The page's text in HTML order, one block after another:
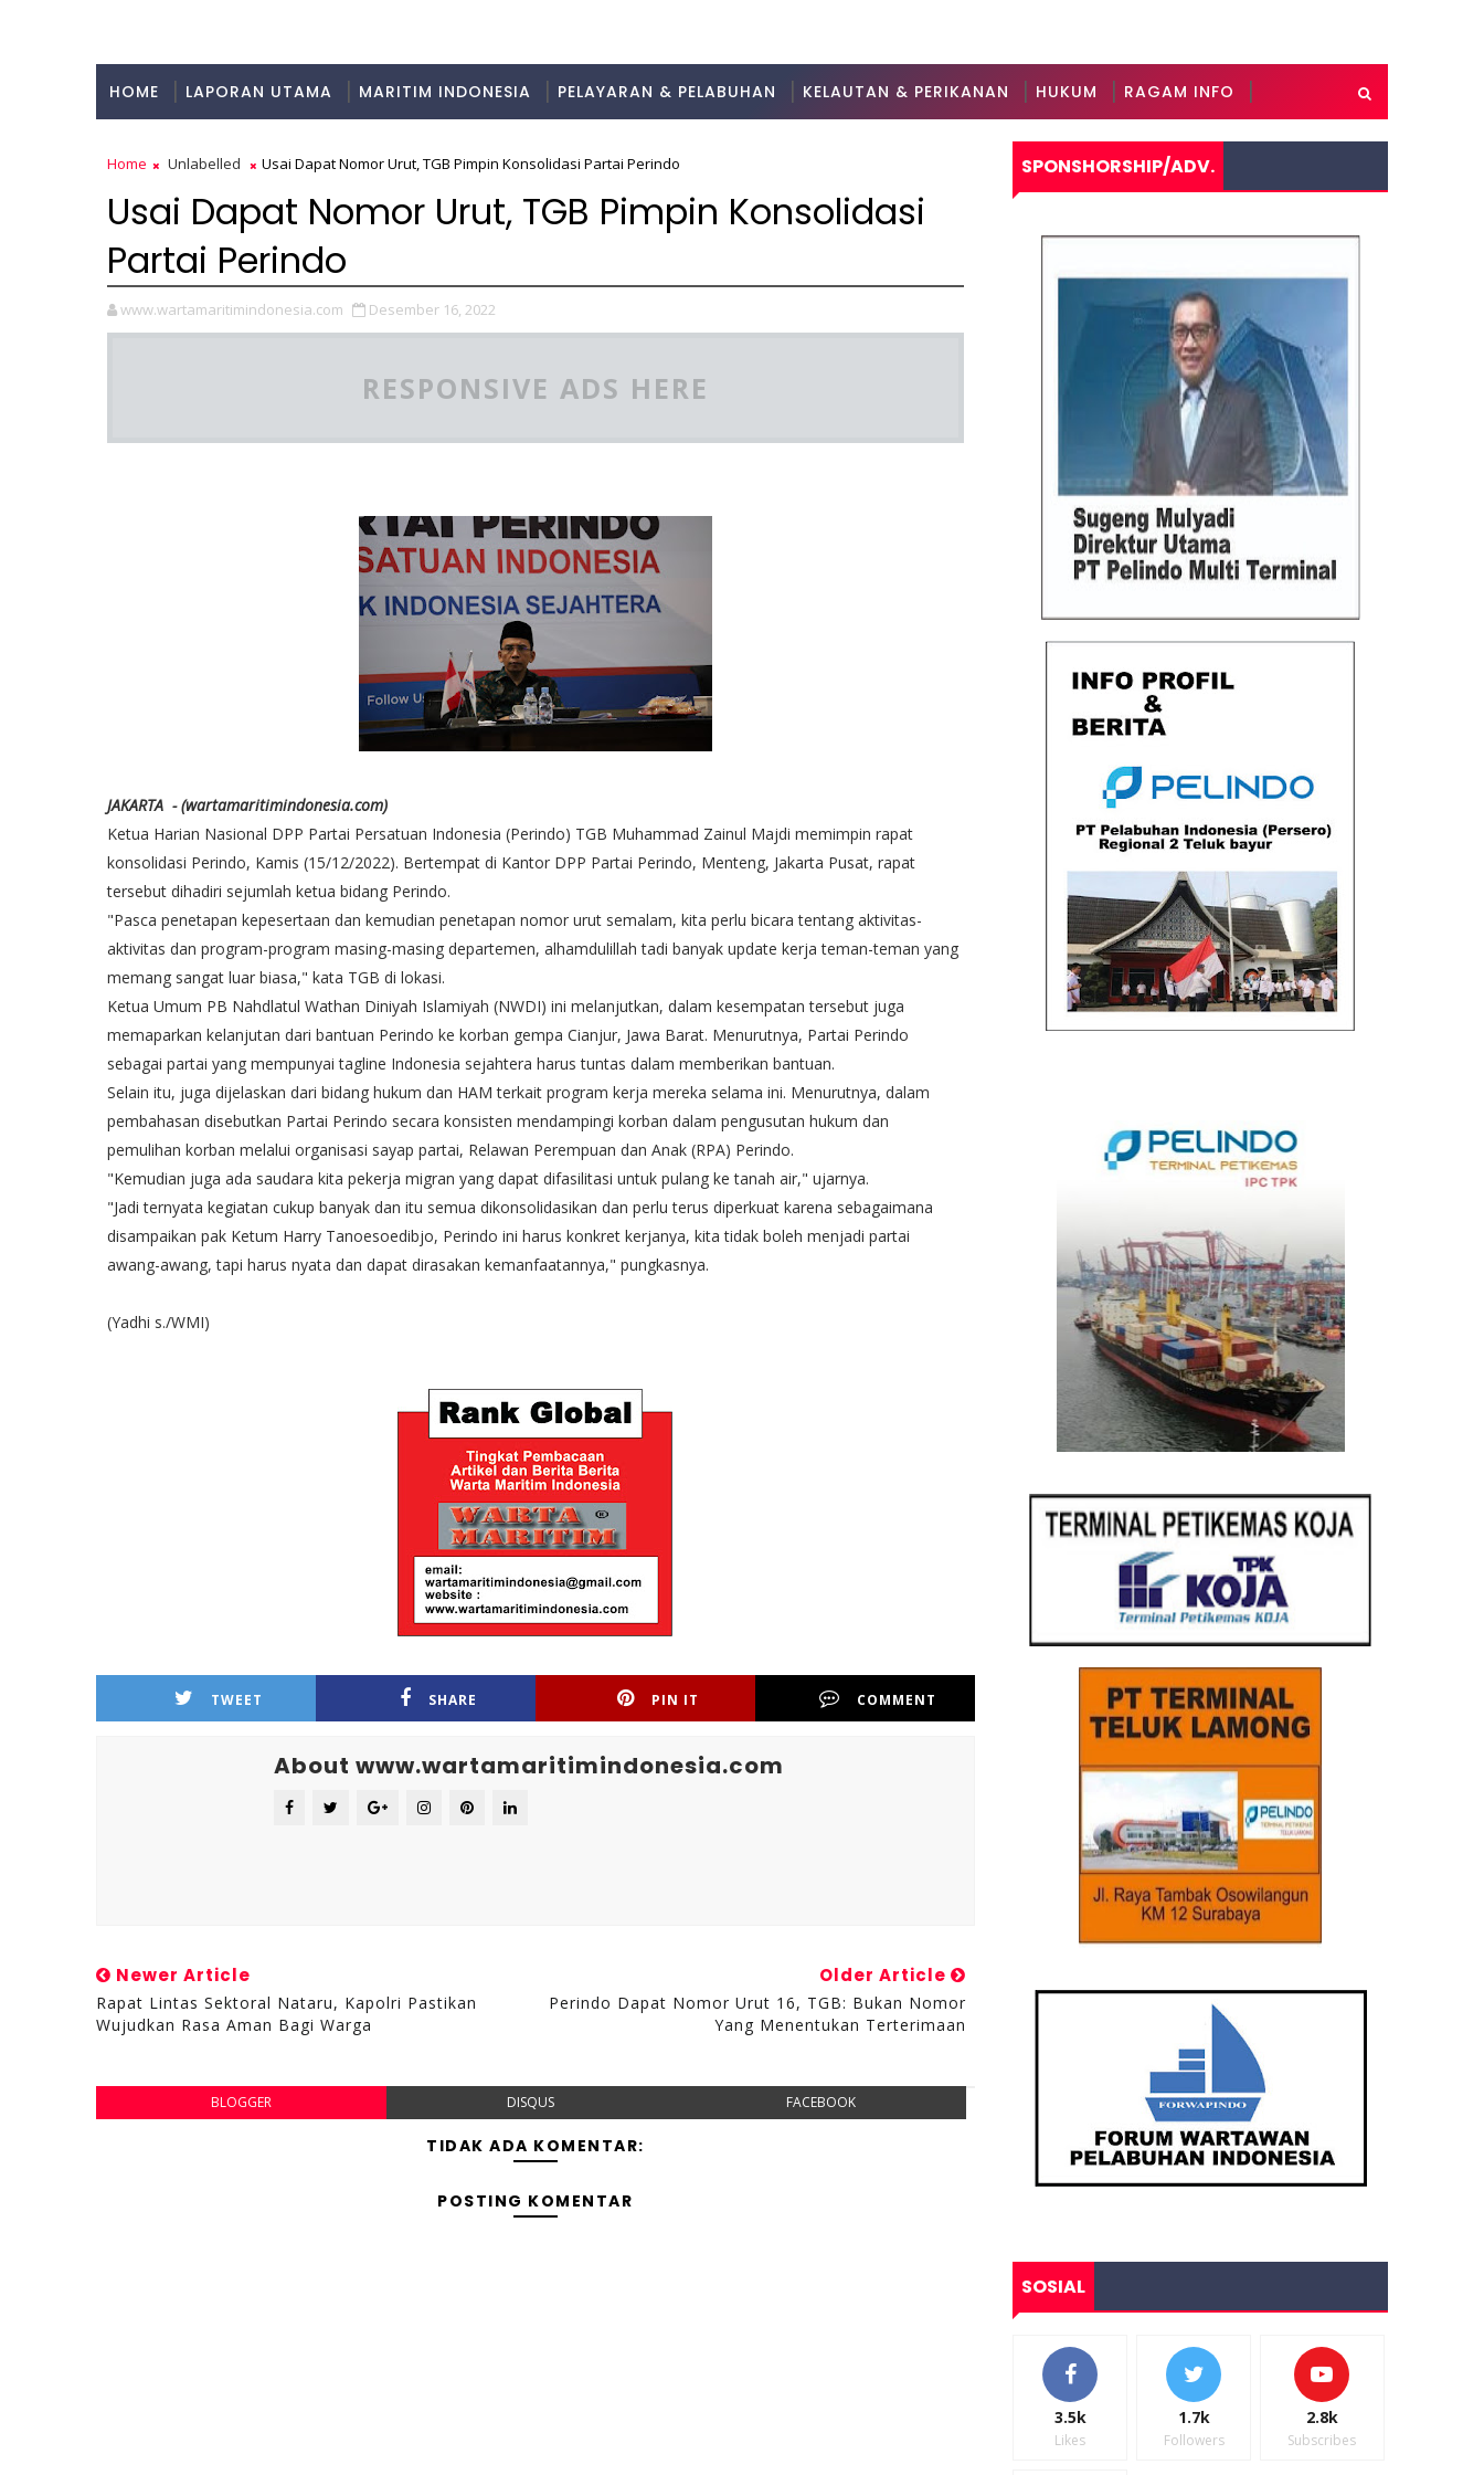
HOME LAPORAN UTAMA MARITIM INDONESIA PELAYARAN & PELABUHAN KELAUTAN & PERIKANAN HUKUM RAGAM INFO
Home Unlabelled Usai Dapat Nomor Urut, TGB Pimpin Konsolidasi Partai Perindo
Usai Dapat Nomor Urut, TGB Pimpin Konsolidasi
Partai Perindo
www.wartamaritimindonesia.com Desember 16, 2022
RESPONSIVE ADS HERE
JAKARTA - (wartamaritimindonesia.com)
Ketua Harian Nasional DPP Partai Persatuan Indonesia (Perindo) TGB Muhammad Zainul Majdi memimpin rapat
konsolidasi Perindo, Kamis (15/12/2022). Bertempat di Kantor DPP Partai Perindo, Menteng, Jakarta Pusat, rapat
tersebut dihadiri sejumlah ketua bidang Perindo.
"Pasca penetapan kepesertaan dan kemudian penetapan nomor urut semalam, kita perlu bicara tentang aktivitas-
aktivitas dan program-program masing-masing departemen, alhamdulillah tadi banyak update kerja teman-teman yang
memang sangat luar biasa," kata TGB di lokasi.
Ketua Umum PB Nahdlatul Wathan Diniyah Islamiyah (NWDI) ini melanjutkan, dalam kesempatan tersebut juga
memaparkan kelanjutan dari bantuan Perindo ke korban gempa Cianjur, Jawa Barat. Menurutnya, Partai Perindo
sebagai partai yang mempunyai tagline Indonesia sejahtera harus tuntas dalam memberikan bantuan.
Selain itu, juga dijelaskan dari bidang hukum dan HAM terkait program kerja mereka selama ini. Menurutnya, dalam
pembahasan disebutkan Partai Perindo secara konsisten mendampingi korban dalam pengusutan hukum dan
pemulihan korban melalui organisasi sayap partai, Relawan Perempuan dan Anak (RPA) Perindo.
"Kemudian juga ada saudara kita pekerja migran yang dapat difasilitasi untuk pulang ke tanah air," ujarnya.
"Jadi ternyata kegiatan cukup banyak dan itu semua dikonsolidasikan dan perlu terus diperkuat karena sebagaimana
disampaikan pak Ketum Harry Tanoesoedibjo, Perindo ini harus konkret kerjanya, kita tidak boleh menjadi partai
awang-awang, tapi harus nyata dan dapat dirasakan kemanfaatannya," pungkasnya.
(Yadhi s./WMI)
TWEET SHARE PIN IT COMMENT
About www.wartamaritimindonesia.com
Newer Article
Rapat Lintas Sektoral Nataru, Kapolri Pastikan
Wujudkan Rasa Aman Bagi Warga
Older Article
Perindo Dapat Nomor Urut 16, TGB: Bukan Nomor
Yang Menentukan Terterimaan
BLOGGER DISQUS FACEBOOK
TIDAK ADA KOMENTAR:
POSTING KOMENTAR
SPONSHORSHIP/ADV.
SOSIAL
3.5k
Likes
1.7k
Followers
2.8k
Subscribes